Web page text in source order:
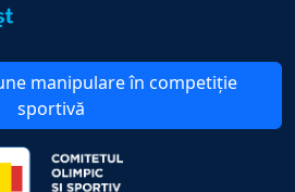
manipulare în competiție
sportivă